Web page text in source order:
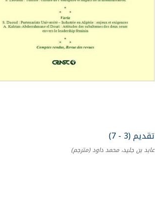
تقديم (3 - 7)
عابد بن جليد، محمد داود(مترجم)